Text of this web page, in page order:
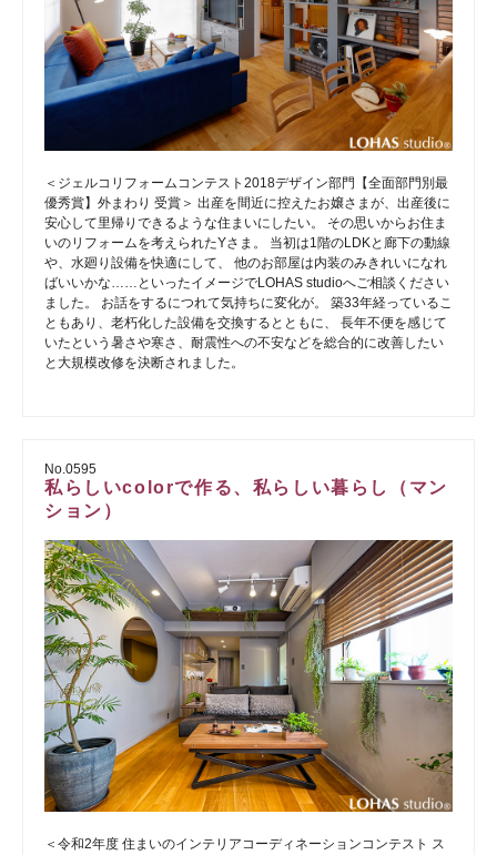
＜ジェルコリフォームコンテスト2018デザイン部門【全面部門別最
優秀賞】外まわり 受賞＞ 出産を間近に控えたお嬢さまが、出産後に
安心して里帰りできるような住まいにしたい。 その思いからお住ま
いのリフォームを考えられたYさま。 当初は1階のLDKと廊下の動線
や、水廻り設備を快適にして、 他のお部屋は内装のみきれいになれ
ばいいかな……といったイメージでLOHAS studioへご相談ください
ました。 お話をするにつれて気持ちに変化が。 築33年経っているこ
ともあり、老朽化した設備を交換するとともに、 長年不便を感じて
いたという暑さや寒さ、耐震性への不安などを総合的に改善したい
と大規模改修を決断されました。
No.0595
私らしいcolorで作る、私らしい暮らし（マン
ション）
＜令和2年度 住まいのインテリアコーディネーションコンテスト ス